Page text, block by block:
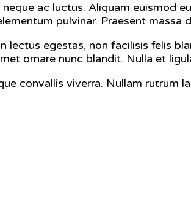
ac luctus. Aliquam euismod
pulvinar. Praesent massa
lectus egestas, non facilisis felis
ornare nunc blandit. Nulla et
convallis viverra. Nullam rutrum